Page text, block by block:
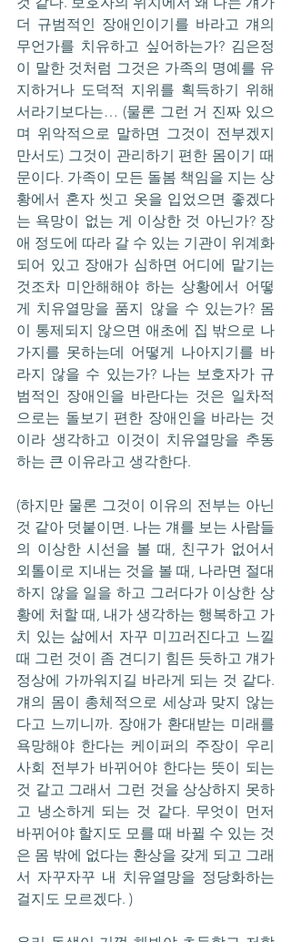
더 규범적인 장애인이기를 바라고 걔의
무언가를 치유하고 싶어하는가? 김은정
이 말한 것처럼 그것은 가족의 명예를 유
지하거나 도덕적 지위를 획득하기 위해
서라기보다는… (물론 그런 거 진짜 있으
며 위악적으로 말하면 그것이 전부겠지
만서도) 그것이 관리하기 편한 몸이기 때
문이다. 가족이 모든 돌봄 책임을 지는 상
황에서 혼자 씻고 옷을 입었으면 좋겠다
는 욕망이 없는 게 이상한 것 아닌가? 장
애 정도에 따라 갈 수 있는 기관이 위계화
되어 있고 장애가 심하면 어디에 맡기는
것조차 미안해해야 하는 상황에서 어떻
게 치유열망을 품지 않을 수 있는가? 몸
이 통제되지 않으면 애초에 집 밖으로 나
가지를 못하는데 어떻게 나아지기를 바
라지 않을 수 있는가? 나는 보호자가 규
범적인 장애인을 바란다는 것은 일차적
으로는 돌보기 편한 장애인을 바라는 것
이라 생각하고 이것이 치유열망을 추동
하는 큰 이유라고 생각한다.
(하지만 물론 그것이 이유의 전부는 아닌
것 같아 덧붙이면. 나는 걔를 보는 사람들
의 이상한 시선을 볼 때, 친구가 없어서
외톨이로 지내는 것을 볼 때, 나라면 절대
하지 않을 일을 하고 그러다가 이상한 상
황에 처할 때, 내가 생각하는 행복하고 가
치 있는 삶에서 자꾸 미끄러진다고 느낄
때 그런 것이 좀 견디기 힘든 듯하고 걔가
정상에 가까워지길 바라게 되는 것 같다.
걔의 몸이 총체적으로 세상과 맞지 않는
다고 느끼니까. 장애가 환대받는 미래를
욕망해야 한다는 케이퍼의 주장이 우리
사회 전부가 바뀌어야 한다는 뜻이 되는
것 같고 그래서 그런 것을 상상하지 못하
고 냉소하게 되는 것 같다. 무엇이 먼저
바뀌어야 할지도 모를 때 바뀔 수 있는 것
은 몸 밖에 없다는 환상을 갖게 되고 그래
서 자꾸자꾸 내 치유열망을 정당화하는
걸지도 모르겠다. )